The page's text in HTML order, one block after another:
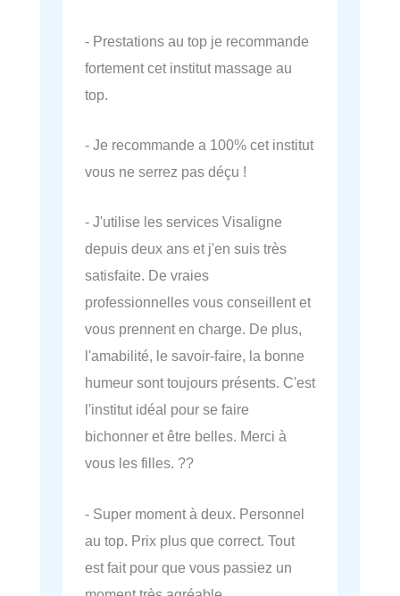
- Prestations au top je recommande
fortement cet institut massage au
top.
- Je recommande a 100% cet institut
vous ne serrez pas déçu !
- J'utilise les services Visaligne
depuis deux ans et j'en suis très
satisfaite. De vraies
professionnelles vous conseillent et
vous prennent en charge. De plus,
l'amabilité, le savoir-faire, la bonne
humeur sont toujours présents. C'est
l'institut idéal pour se faire
bichonner et être belles. Merci à
vous les filles. ??
- Super moment à deux. Personnel
au top. Prix plus que correct. Tout
est fait pour que vous passiez un